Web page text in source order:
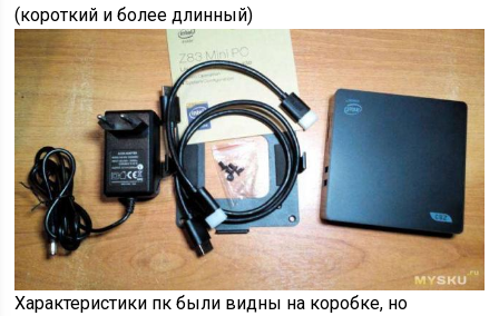
(короткий и более длинный)
Характеристики пк были видны на коробке, но